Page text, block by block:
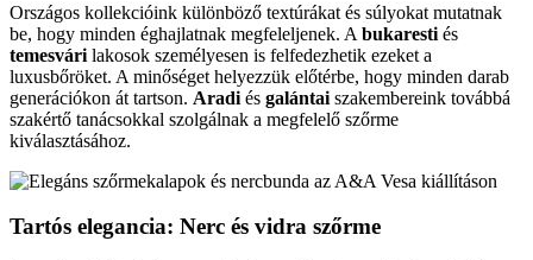
Országos kollekcióink különböző textúrákat és súlyokat mutatnak
be, hogy minden éghajlatnak megfeleljenek. A bukaresti és
temesvári lakosok személyesen is felfedezhetik ezeket a
luxusbőröket. A minőséget helyezzük előtérbe, hogy minden darab
generációkon át tartson. Aradi és galántai szakembereink továbbá
szakértő tanácsokkal szolgálnak a megfelelő szőrme
kiválasztásához.
Tartós elegancia: Nerc és vidra szőrme